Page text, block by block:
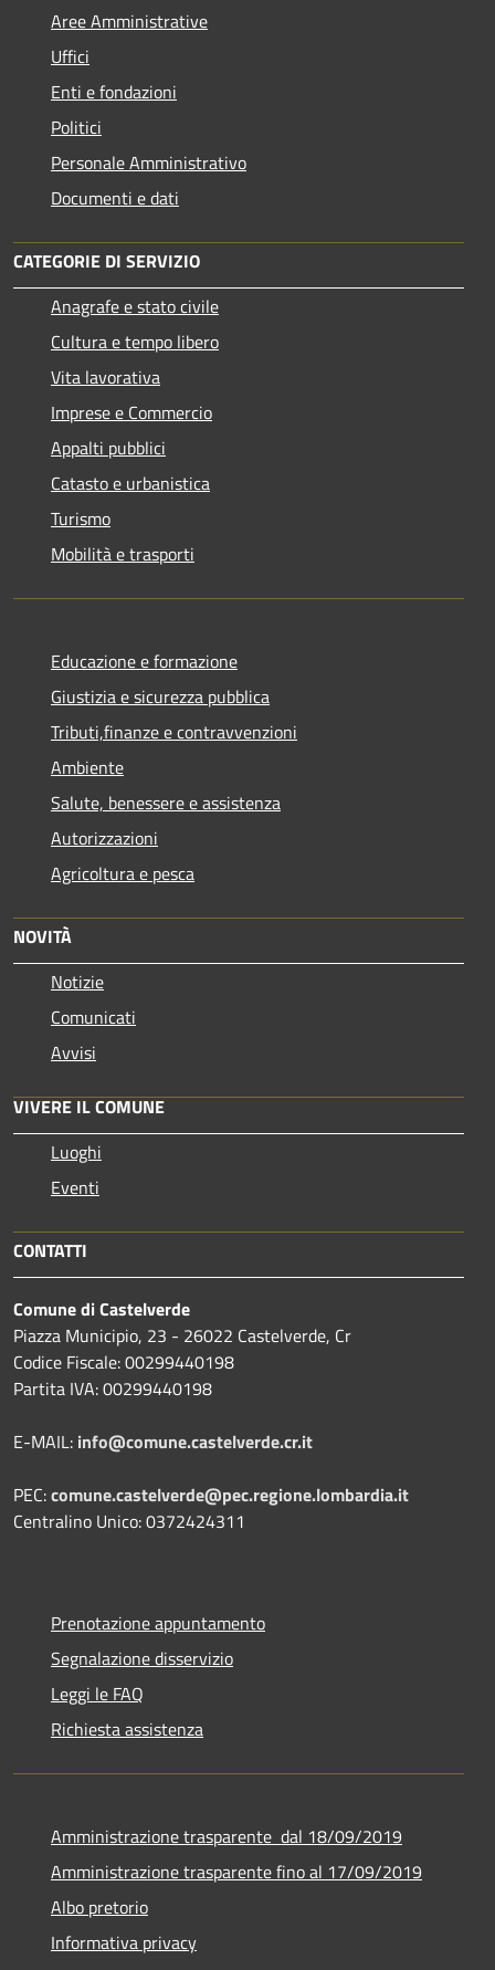
Aree Amministrative
Uffici
Enti e fondazioni
Politici
Personale Amministrativo
Documenti e dati
CATEGORIE DI SERVIZIO
Anagrafe e stato civile
Cultura e tempo libero
Vita lavorativa
Imprese e Commercio
Appalti pubblici
Catasto e urbanistica
Turismo
Mobilità e trasporti
Educazione e formazione
Giustizia e sicurezza pubblica
Tributi,finanze e contravvenzioni
Ambiente
Salute, benessere e assistenza
Autorizzazioni
Agricoltura e pesca
NOVITÀ
Notizie
Comunicati
Avvisi
VIVERE IL COMUNE
Luoghi
Eventi
CONTATTI
Comune di Castelverde
Piazza Municipio, 23 - 26022 Castelverde, Cr
Codice Fiscale: 00299440198
Partita IVA: 00299440198
E-MAIL: info@comune.castelverde.cr.it
PEC:comune.castelverde@pec.regione.lombardia.it
Centralino Unico: 0372424311
Prenotazione appuntamento
Segnalazione disservizio
Leggi le FAQ
Richiesta assistenza
Amministrazione trasparente dal 18/09/2019
Amministrazione trasparente fino al 17/09/2019
Albo pretorio
Informativa privacy